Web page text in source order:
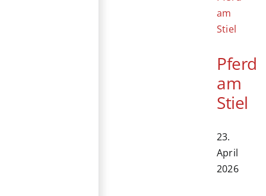
Pferd
am
Stiel
23.
April
2026